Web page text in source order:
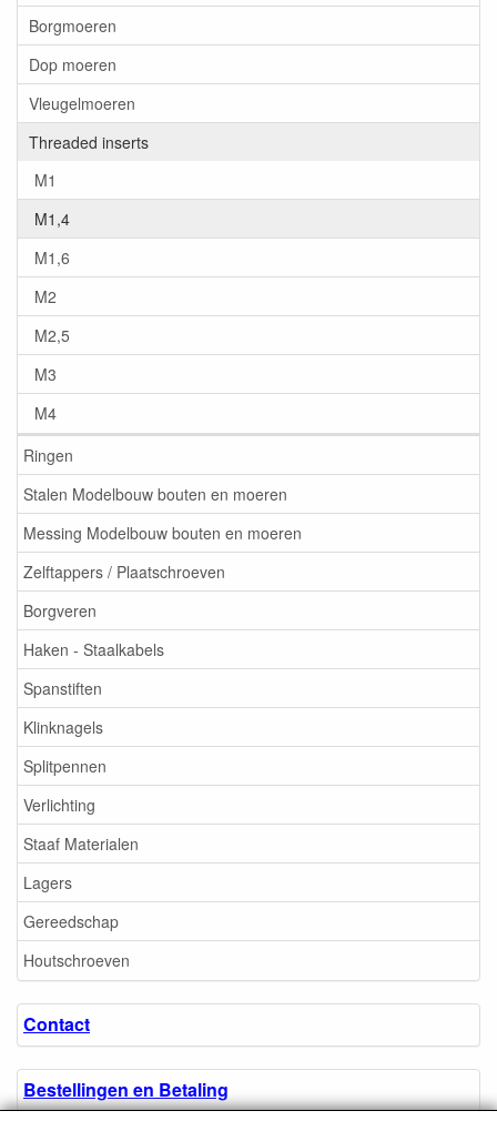
Borgmoeren
Dop moeren
Vleugelmoeren
Threaded inserts
M1
M1,4
M1,6
M2
M2,5
M3
M4
Ringen
Stalen Modelbouw bouten en moeren
Messing Modelbouw bouten en moeren
Zelftappers / Plaatschroeven
Borgveren
Haken - Staalkabels
Spanstiften
Klinknagels
Splitpennen
Verlichting
Staaf Materialen
Lagers
Gereedschap
Houtschroeven
Contact
Bestellingen en Betaling